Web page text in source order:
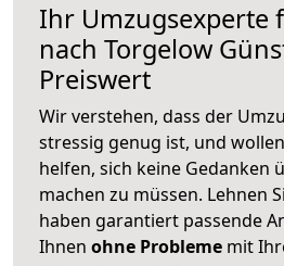
Ihr Umzugsexperte
nach Torgelow
Preiswert
Wir verstehen, dass der
stressig genug ist, und
helfen, sich keine Gedanken
machen zu müssen. Lehnen
haben garantiert passende
Ihnen ohne Probleme mit